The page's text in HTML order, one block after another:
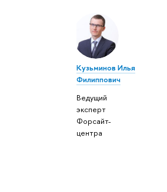
Кузьминов Илья
Филиппович
Ведущий
эксперт
Форсайт-
центра